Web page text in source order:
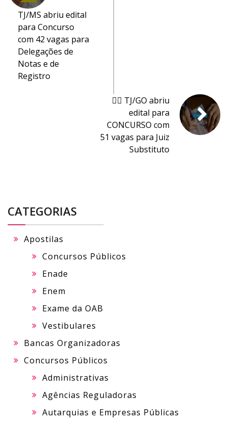
TJ/MS abriu edital
para Concurso
com 42 vagas para
Delegações de
Notas e de
Registro
👨‍⚖️ TJ/GO abriu
edital para
CONCURSO com
51 vagas para Juiz
Substituto
CATEGORIAS
Apostilas
Concursos Públicos
Enade
Enem
Exame da OAB
Vestibulares
Bancas Organizadoras
Concursos Públicos
Administrativas
Agências Reguladoras
Autarquias e Empresas Públicas